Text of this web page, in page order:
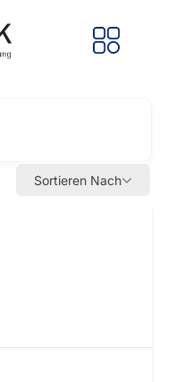
Sortieren Nach